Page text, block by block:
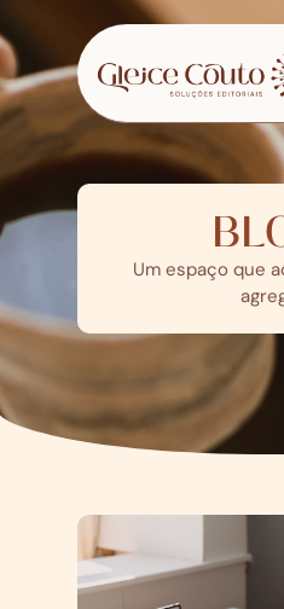
Um espaço que